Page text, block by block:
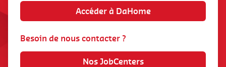
Accéder à DaHome
Besoin de nous contacter ?
Nos JobCenters